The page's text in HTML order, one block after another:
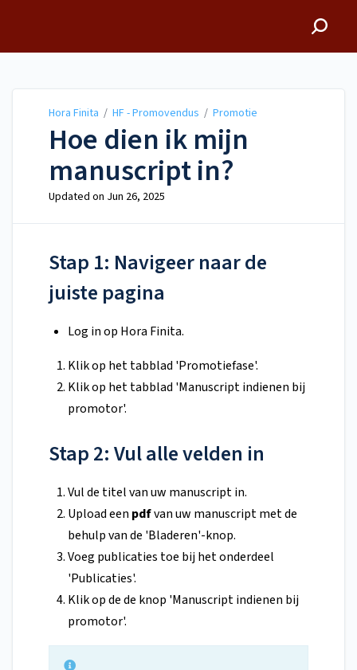
Hora Finita / HF - Promovendus / Promotie
Hoe dien ik mijn
manuscript in?
Updated on Jun 26, 2025
Stap 1: Navigeer naar de
juiste pagina
Log in op Hora Finita.
Klik op het tabblad 'Promotiefase'.
Klik op het tabblad 'Manuscript indienen bij
promotor'.
Stap 2: Vul alle velden in
Vul de titel van uw manuscript in.
Upload een pdfvan uw manuscript met de
behulp van de 'Bladeren'-knop.
Voeg publicaties toe bij het onderdeel
'Publicaties'.
Klik op de de knop 'Manuscript indienen bij
promotor'.